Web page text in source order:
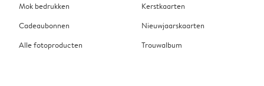
Mok bedrukken
Cadeaubonnen
Alle fotoproducten
Kerstkaarten
Nieuwjaarskaarten
Trouwalbum